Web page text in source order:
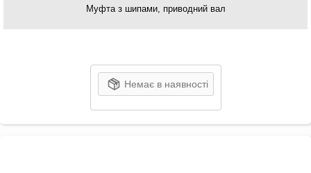
Муфта з шипами, приводний вал
Немає в наявності